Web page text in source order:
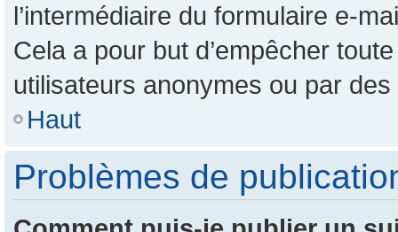
l’intermédiaire du formulaire e-
Cela a pour but d’empêcher
utilisateurs anonymes ou par
Haut
Problèmes de